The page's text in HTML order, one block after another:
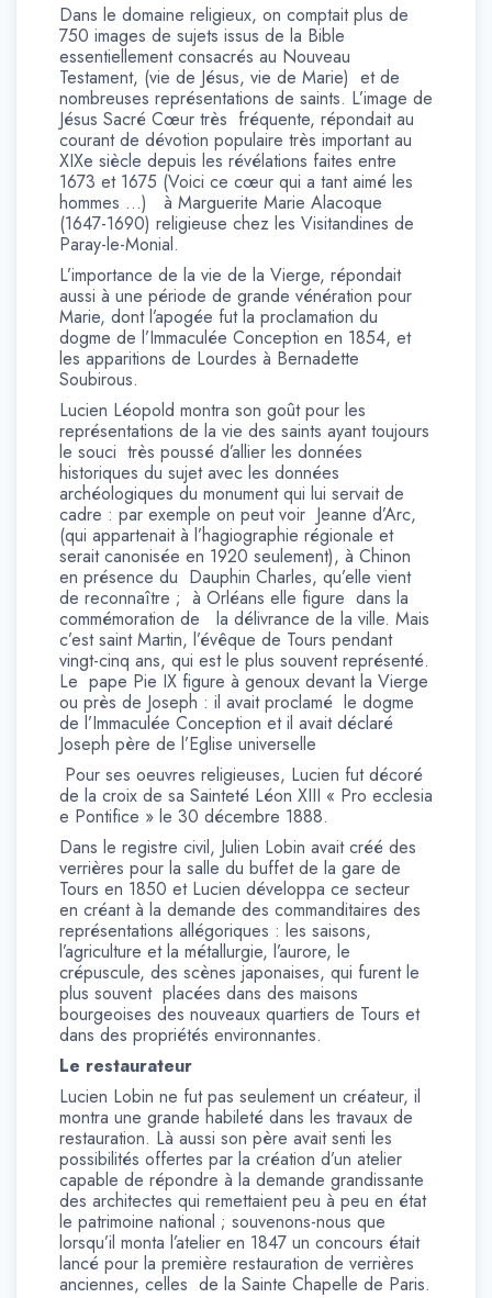
Dans le domaine religieux, on comptait plus de
750 images de sujets issus de la Bible
essentiellement consacrés au Nouveau
Testament, (vie de Jésus, vie de Marie) et de
nombreuses représentations de saints. L’image de
Jésus Sacré Cœur très fréquente, répondait au
courant de dévotion populaire très important au
XIXe siècle depuis les révélations faites entre
1673 et 1675 (Voici ce cœur qui a tant aimé les
hommes …) à Marguerite Marie Alacoque
(1647-1690) religieuse chez les Visitandines de
Paray-le-Monial.
L’importance de la vie de la Vierge, répondait
aussi à une période de grande vénération pour
Marie, dont l’apogée fut la proclamation du
dogme de l’Immaculée Conception en 1854, et
les apparitions de Lourdes à Bernadette
Soubirous.
Lucien Léopold montra son goût pour les
représentations de la vie des saints ayant toujours
le souci très poussé d’allier les données
historiques du sujet avec les données
archéologiques du monument qui lui servait de
cadre : par exemple on peut voir Jeanne d’Arc,
(qui appartenait à l’hagiographie régionale et
serait canonisée en 1920 seulement), à Chinon
en présence du Dauphin Charles, qu’elle vient
de reconnaître ; à Orléans elle figure dans la
commémoration de la délivrance de la ville. Mais
c’est saint Martin, l’évêque de Tours pendant
vingt-cinq ans, qui est le plus souvent représenté.
Le pape Pie IX figure à genoux devant la Vierge
ou près de Joseph : il avait proclamé le dogme
de l’Immaculée Conception et il avait déclaré
Joseph père de l’Eglise universelle
Pour ses oeuvres religieuses, Lucien fut décoré
de la croix de sa Sainteté Léon XIII « Pro ecclesia
e Pontifice » le 30 décembre 1888.
Dans le registre civil, Julien Lobin avait créé des
verrières pour la salle du buffet de la gare de
Tours en 1850 et Lucien développa ce secteur
en créant à la demande des commanditaires des
représentations allégoriques : les saisons,
l’agriculture et la métallurgie, l’aurore, le
crépuscule, des scènes japonaises, qui furent le
plus souvent placées dans des maisons
bourgeoises des nouveaux quartiers de Tours et
dans des propriétés environnantes.
Le restaurateur
Lucien Lobin ne fut pas seulement un créateur, il
montra une grande habileté dans les travaux de
restauration. Là aussi son père avait senti les
possibilités offertes par la création d’un atelier
capable de répondre à la demande grandissante
des architectes qui remettaient peu à peu en état
le patrimoine national ; souvenons-nous que
lorsqu’il monta l’atelier en 1847 un concours était
lancé pour la première restauration de verrières
anciennes, celles de la Sainte Chapelle de Paris.